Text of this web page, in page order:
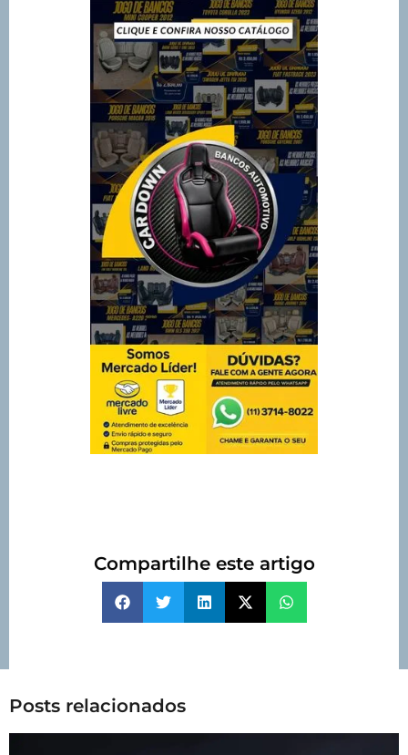
Compartilhe este artigo
Posts relacionados